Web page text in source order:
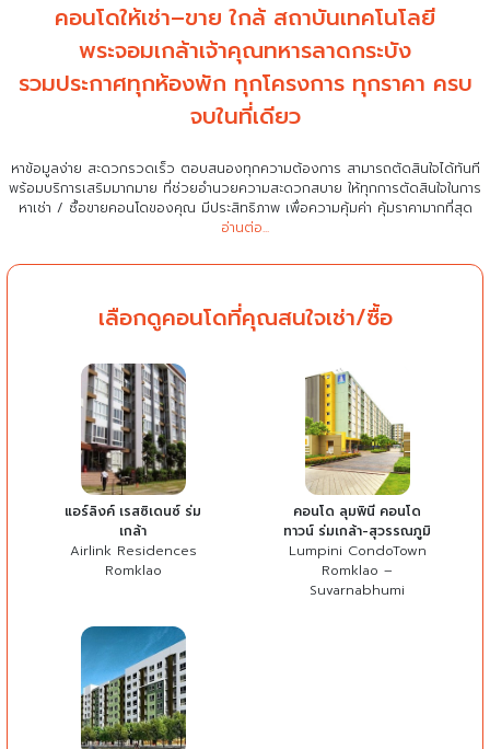
คอนโดให้เช่า–ขาย ใกล้ สถาบันเทคโนโลยี
พระจอมเกล้าเจ้าคุณทหารลาดกระบัง
รวมประกาศทุกห้องพัก ทุกโครงการ ทุกราคา ครบ
จบในที่เดียว
หาข้อมูลง่าย สะดวกรวดเร็ว ตอบสนองทุกความต้องการ สามารถตัดสินใจได้ทันที
พร้อมบริการเสริมมากมาย ที่ช่วยอำนวยความสะดวกสบาย ให้ทุกการตัดสินใจในการ
หาเช่า / ซื้อขายคอนโดของคุณ มีประสิทธิภาพ เพื่อความคุ้มค่า คุ้มราคามากที่สุด
อ่านต่อ...
เลือกดูคอนโดที่คุณสนใจเช่า/ซื้อ
แอร์ลิงค์ เรสซิเดนซ์ ร่ม
เกล้า
Airlink Residences
Romklao
คอนโด ลุมพินี คอนโด
ทาวน์ ร่มเกล้า-สุวรรณภูมิ
Lumpini CondoTown
Romklao –
Suvarnabhumi